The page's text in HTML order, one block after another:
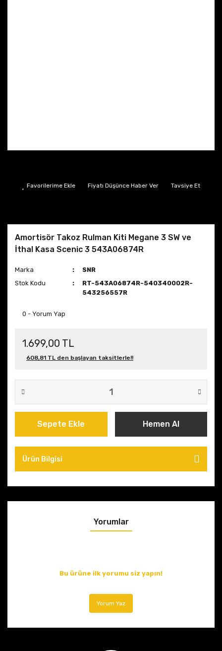
Fiyatı Düşünce Haber Ver Tavsiye Et
Amortisör Takoz Rulman Kiti Megane 3 SW ve
İthal Kasa Scenic 3 543A06874R
Marka
SNR
Stok Kodu
RT-543A06874R-540340002R-
543256557R
0 - Yorum Yap
1.699,00 TL
608,81 TL den başlayan taksitlerle!!
Sepete Ekle Hemen Al
Ürün Bilgisi
Yorumlar
Bu ürüne ilk yorumu siz yapın!
Yorum Yaz